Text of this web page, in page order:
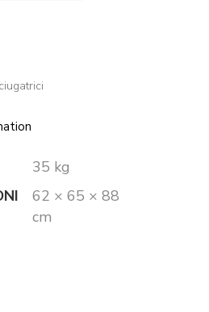
35 kg
62 × 65 × 88
cm